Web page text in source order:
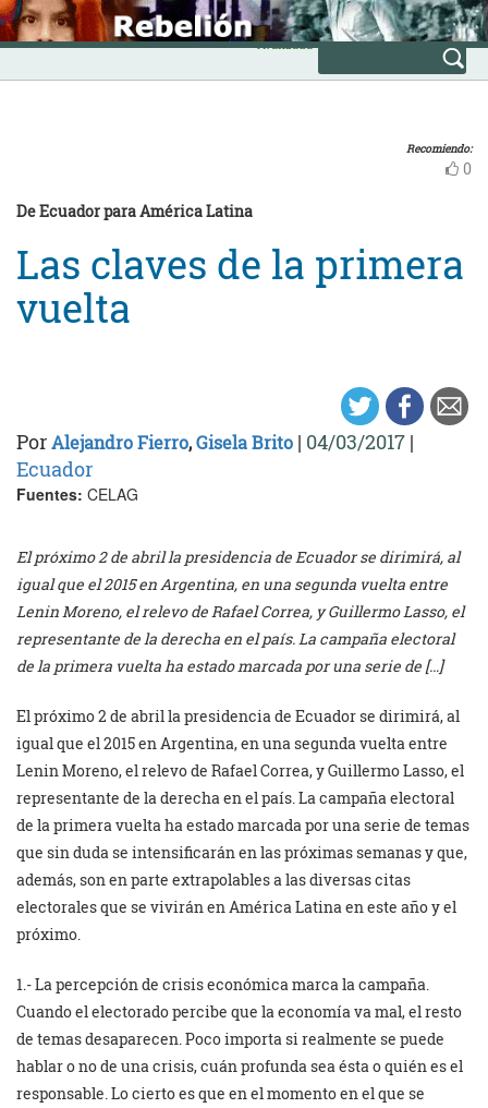
Skip
to
content
INICIO
Avanzada
Recomiendo:
0
De Ecuador para América Latina
Las claves de la primera
vuelta
PorAlejandro Fierro,Gisela Brito | 04/03/2017 |
Ecuador
Fuentes: CELAG
El próximo 2 de abril la presidencia de Ecuador se dirimirá, al
igual que el 2015 en Argentina, en una segunda vuelta entre
Lenin Moreno, el relevo de Rafael Correa, y Guillermo Lasso, el
representante de la derecha en el país. La campaña electoral
de la primera vuelta ha estado marcada por una serie de […]
El próximo 2 de abril la presidencia de Ecuador se dirimirá, al
igual que el 2015 en Argentina, en una segunda vuelta entre
Lenin Moreno, el relevo de Rafael Correa, y Guillermo Lasso, el
representante de la derecha en el país. La campaña electoral
de la primera vuelta ha estado marcada por una serie de temas
que sin duda se intensificarán en las próximas semanas y que,
además, son en parte extrapolables a las diversas citas
electorales que se vivirán en América Latina en este año y el
próximo.
1.- La percepción de crisis económica marca la campaña.
Cuando el electorado percibe que la economía va mal, el resto
de temas desaparecen. Poco importa si realmente se puede
hablar o no de una crisis, cuán profunda sea ésta o quién es el
responsable. Lo cierto es que en el momento en el que se